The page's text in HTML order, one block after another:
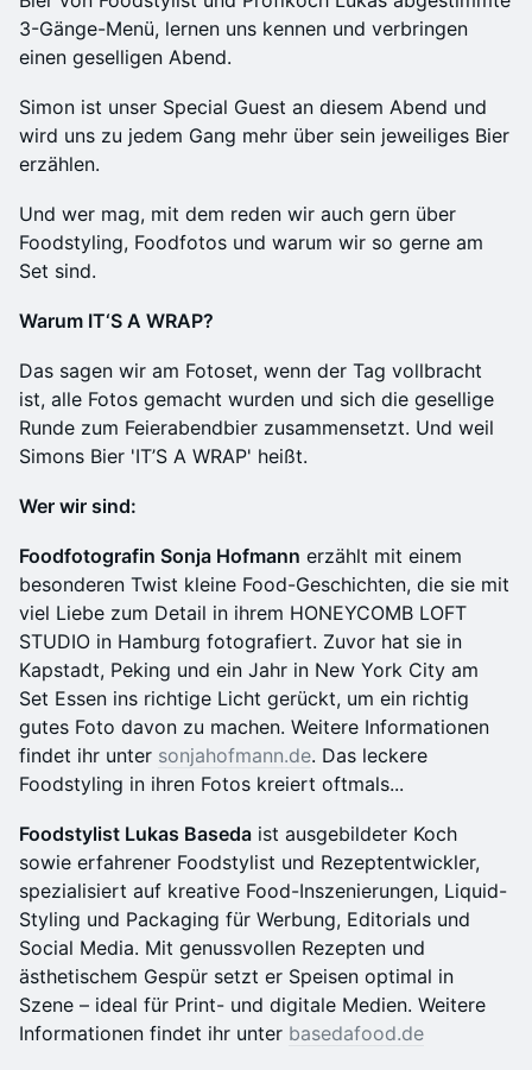
3-Gänge-Menü, lernen uns kennen und verbringen
einen geselligen Abend.
Simon ist unser Special Guest an diesem Abend und
wird uns zu jedem Gang mehr über sein jeweiliges Bier
erzählen.
Und wer mag, mit dem reden wir auch gern über
Foodstyling, Foodfotos und warum wir so gerne am
Set sind.
Warum IT‘S A WRAP?
Das sagen wir am Fotoset, wenn der Tag vollbracht
ist, alle Fotos gemacht wurden und sich die gesellige
Runde zum Feierabendbier zusammensetzt. Und weil
Simons Bier 'IT’S A WRAP' heißt.
Wer wir sind:
Foodfotografin Sonja Hofmann erzählt mit einem
besonderen Twist kleine Food-Geschichten, die sie mit
viel Liebe zum Detail in ihrem HONEYCOMB LOFT
STUDIO in Hamburg fotografiert. Zuvor hat sie in
Kapstadt, Peking und ein Jahr in New York City am
Set Essen ins richtige Licht gerückt, um ein richtig
gutes Foto davon zu machen. Weitere Informationen
findet ihr unter sonjahofmann.de. Das leckere
Foodstyling in ihren Fotos kreiert oftmals...
Foodstylist Lukas Baseda ist ausgebildeter Koch
sowie erfahrener Foodstylist und Rezeptentwickler,
spezialisiert auf kreative Food-Inszenierungen, Liquid-
Styling und Packaging für Werbung, Editorials und
Social Media. Mit genussvollen Rezepten und
ästhetischem Gespür setzt er Speisen optimal in
Szene – ideal für Print- und digitale Medien. Weitere
Informationen findet ihr unter basedafood.de